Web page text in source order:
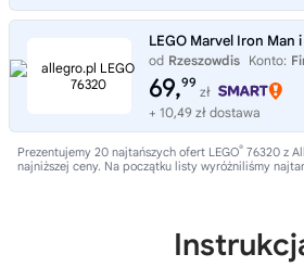
od Rzeszowdis Konto:
69,99
zł
+ 10,49 zł dostawa
Prezentujemy 20 najtańszych ofert LEGO® 76320 z
najniższej ceny. Na początku listy wyróżniliśmy